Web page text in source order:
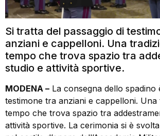
Si tratta del passaggio di
anziani e cappelloni. Una
tempo che trova spazio tra
studio e attività sportive.
MODENA – La consegna dello spadino
testimone tra anziani e cappelloni. Una
tempo che trova spazio tra
attività sportive. La cerimonia si è